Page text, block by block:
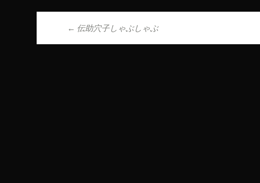
投稿ナビゲーション
← 伝助穴子しゃぶしゃぶ